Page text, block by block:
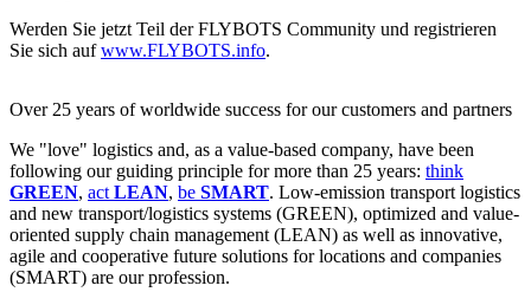
Werden Sie jetzt Teil der FLYBOTS Community und registrieren
Sie sich aufwww.FLYBOTS.info.
Over 25 years of worldwide success for our customers and partners
We "love" logistics and, as a value-based company, have been
following our guiding principle for more than 25 years: think
GREEN, act LEAN, be SMART. Low-emission transport logistics
and new transport/logistics systems (GREEN), optimized and value-
oriented supply chain management (LEAN) as well as innovative,
agile and cooperative future solutions for locations and companies
(SMART) are our profession.